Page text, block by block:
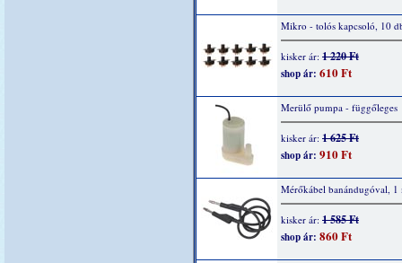
Mikro - tolós kapcsoló, 10
kisker ár: 1 220 Ft
shop ár: 610 Ft
Merülő pumpa - függőleges
kisker ár: 1 625 Ft
shop ár: 910 Ft
Mérőkábel banándugóval, 1
kisker ár: 1 585 Ft
shop ár: 860 Ft